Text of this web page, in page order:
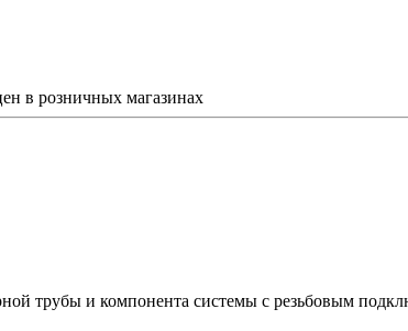
в розничных магазинах
трубы и компонента системы с резьбовым